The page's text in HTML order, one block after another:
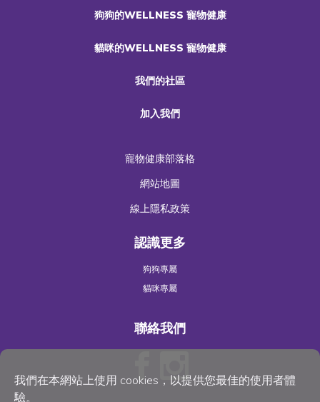
我們在本網站上使用 cookies，以提供您最佳的使用者體
驗。
狗狗的WELLNESS 寵物健康
貓咪的WELLNESS 寵物健康
我們的社區
加入我們
寵物健康部落格
網站地圖
線上隱私政策
認識更多
狗狗專屬
貓咪專屬
聯絡我們